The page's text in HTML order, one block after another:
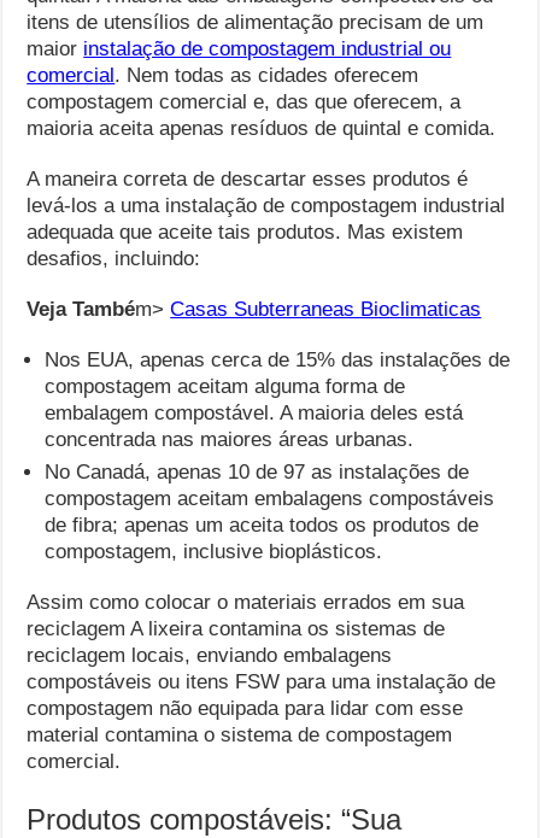
itens de utensílios de alimentação precisam de um
maior instalação de compostagem industrial ou
comercial. Nem todas as cidades oferecem
compostagem comercial e, das que oferecem, a
maioria aceita apenas resíduos de quintal e comida.
A maneira correta de descartar esses produtos é
levá-los a uma instalação de compostagem industrial
adequada que aceite tais produtos. Mas existem
desafios, incluindo:
Veja Também>Casas Subterraneas Bioclimaticas
Nos EUA, apenas cerca de 15% das instalações de
compostagem aceitam alguma forma de
embalagem compostável. A maioria deles está
concentrada nas maiores áreas urbanas.
No Canadá, apenas 10 de 97 as instalações de
compostagem aceitam embalagens compostáveis ​​
de fibra; apenas um aceita todos os produtos de
compostagem, inclusive bioplásticos.
Assim como colocar o materiais errados em sua
reciclagem A lixeira contamina os sistemas de
reciclagem locais, enviando embalagens
compostáveis ​​ou itens FSW para uma instalação de
compostagem não equipada para lidar com esse
material contamina o sistema de compostagem
comercial.
Produtos compostáveis: “Sua